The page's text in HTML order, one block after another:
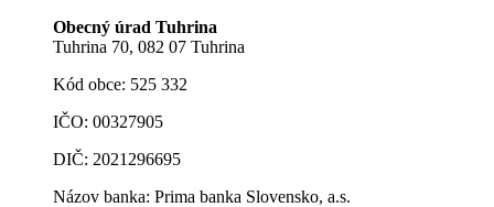
Obecný úrad Tuhrina
Tuhrina 70, 082 07 Tuhrina
Kód obce: 525 332
IČO: 00327905
DIČ: 2021296695
Názov banka: Prima banka Slovensko, a.s.